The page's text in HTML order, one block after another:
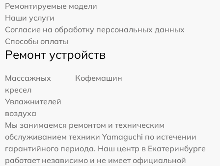
Ремонтируемые модели
Наши услуги
Согласие на обработку персональных данных
Способы оплаты
Ремонт устройств
Массажных
кресел
Кофемашин
Увлажнителей
воздуха
Мы занимаемся ремонтом и техническим
обслуживанием техники Yamaguchi по истечении
гарантийного периода. Наш центр в Екатеринбурге
работает независимо и не имеет официальной